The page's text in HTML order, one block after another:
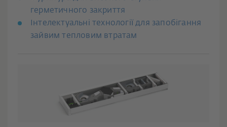
герметичного закриття
Інтелектуальні технології для запобігання
зайвим тепловим втратам